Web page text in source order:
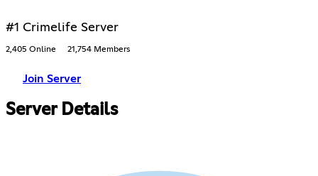
#1 Crimelife Server
2,405 Online 21,754 Members
Join Server
Server Details